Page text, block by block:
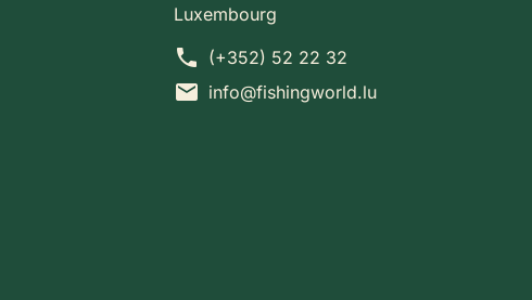
Luxembourg
phone (+352) 52 22 32
mail info@fishingworld.lu